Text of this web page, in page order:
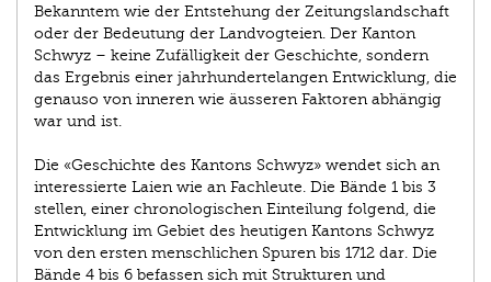
Bekanntem wie der Entstehung der Zeitungslandschaft
oder der Bedeutung der Landvogteien. Der Kanton
Schwyz – keine Zufälligkeit der Geschichte, sondern
das Ergebnis einer jahrhundertelangen Entwicklung, die
genauso von inneren wie äusseren Faktoren abhängig
war und ist.
Die «Geschichte des Kantons Schwyz» wendet sich an
interessierte Laien wie an Fachleute. Die Bände 1 bis 3
stellen, einer chronologischen Einteilung folgend, die
Entwicklung im Gebiet des heutigen Kantons Schwyz
von den ersten menschlichen Spuren bis 1712 dar. Die
Bände 4 bis 6 befassen sich mit Strukturen und